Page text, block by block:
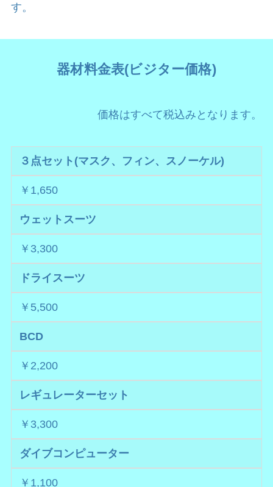
す。
器材料金表(ビジター価格)
価格はすべて税込みとなります。
３点セット(マスク、フィン、スノーケル)
￥1,650
ウェットスーツ
￥3,300
ドライスーツ
￥5,500
BCD
￥2,200
レギュレーターセット
￥3,300
ダイブコンピューター
￥1,100